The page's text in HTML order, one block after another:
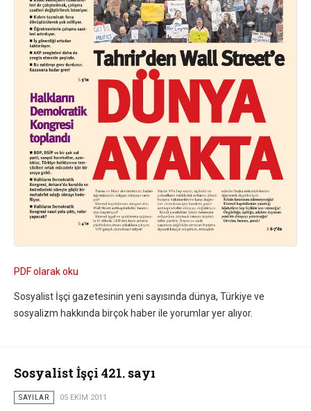
PDF olarak oku
Sosyalist İşçi gazetesinin yeni sayısında dünya, Türkiye ve
sosyalizm hakkında birçok haber ile yorumlar yer alıyor.
Sosyalist İşçi 421. sayı
SAYILAR 05 EKIM 2011